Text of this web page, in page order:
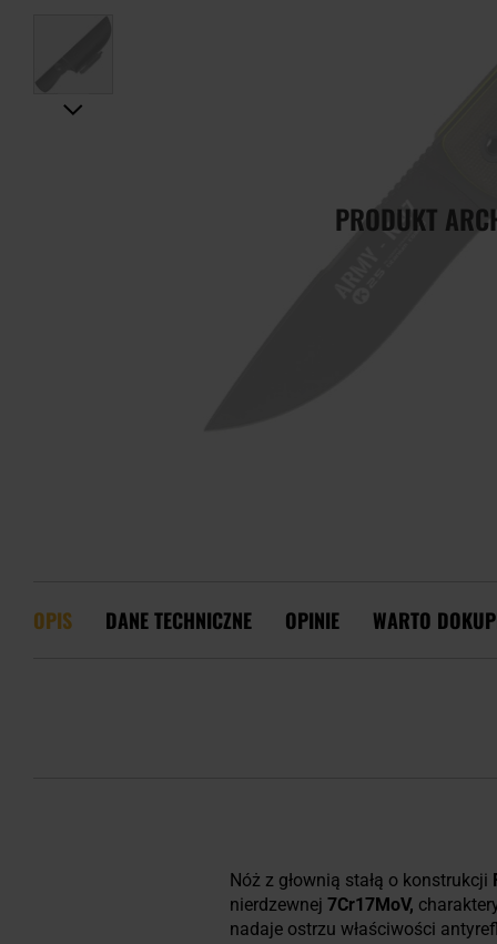
PRODUKT
OPIS DANE TECHNICZNE OPINIE WARTO
Nóż z głownią stałą o konstrukcji
nierdzewnej 7Cr17MoV,
nadaje ostrzu właściwości